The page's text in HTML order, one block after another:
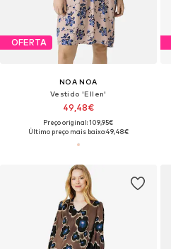
OFERTA
NOA NOA
Vestido 'Ellen'
49,48€
Preço original: 109,95€
Último preço mais baixo:49,48€